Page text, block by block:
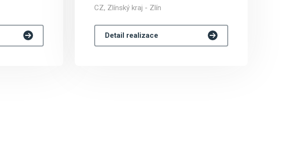
CZ, Zlínský kraj - Zlín
Detail realizace